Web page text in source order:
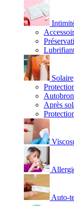
Solaire
Après
Auto-